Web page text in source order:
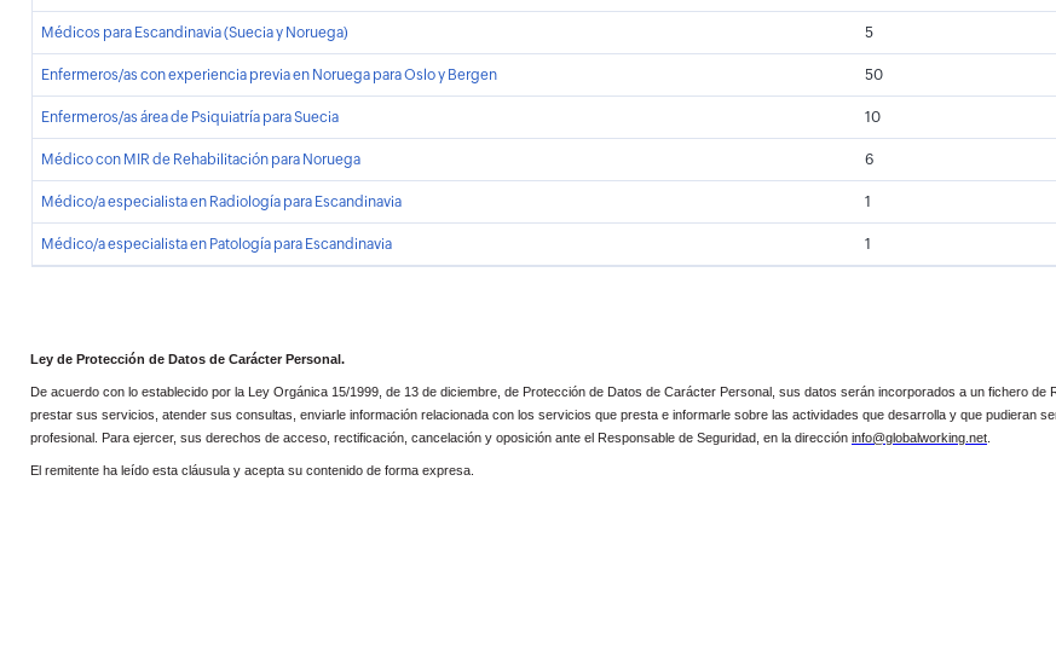
Médicos para Escandinavia (Suecia y Noruega) 5
Enfermeros/as con experiencia previa en Noruega para Oslo y Bergen 50
Enfermeros/as área de Psiquiatría para Suecia 10
Médico con MIR de Rehabilitación para Noruega 6
Médico/a especialista en Radiología para Escandinavia 1
Médico/a especialista en Patología para Escandinavia 1
Ley de Protección de Datos de Carácter Personal.
De acuerdo con lo establecido por la Ley Orgánica 15/1999, de 13 de diciembre, de Protección de Datos de Carácter Personal, sus datos serán incorporados a un fichero
prestar sus servicios, atender sus consultas, enviarle información relacionada con los servicios que presta e informarle sobre las actividades que desarrolla y que pudieran
profesional. Para ejercer, sus derechos de acceso, rectificación, cancelación y oposición ante el Responsable de Seguridad, en la dirección info@globalworking.net
El remitente ha leído esta cláusula y acepta su contenido de forma expresa.